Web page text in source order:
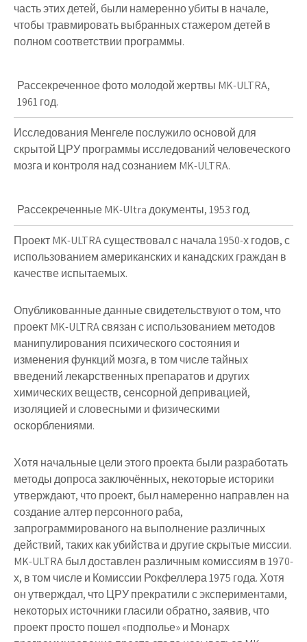
часть этих детей, были намеренно убиты в начале,
чтобы травмировать выбранных стажером детей в
полном соответствии программы.
Рассекреченное фото молодой жертвы MK-ULTRA,
1961 год.
Исследования Менгеле послужило основой для
скрытой ЦРУ программы исследований человеческого
мозга и контроля над сознанием MK-ULTRA.
Рассекреченные MK-Ultra документы, 1953 год.
Проект MK-ULTRA существовал с начала 1950-х годов, с
использованием американских и канадских граждан в
качестве испытаемых.
Опубликованные данные свидетельствуют о том, что
проект MK-ULTRA связан с использованием методов
манипулирования психического состояния и
изменения функций мозга, в том числе тайных
введений лекарственных препаратов и других
химических веществ, сенсорной депривацией,
изоляцией и словесными и физическими
оскорблениями.
Хотя начальные цели этого проекта были разработать
методы допроса заключённых, некоторые историки
утверждают, что проект, был намеренно направлен на
создание алтер персонного раба,
запрограммированого на выполнение различных
действий, таких как убийства и другие скрытые миссии.
MK-ULTRA был доставлен различным комиссиям в 1970-
х, в том числе и Комиссии Рокфеллера 1975 года. Хотя
он утверждал, что ЦРУ прекратили с экспериментами,
некоторых источники гласили обратно, заявив, что
проект просто пошел «подполье» и Монарх